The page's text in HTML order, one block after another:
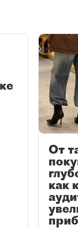
От
как